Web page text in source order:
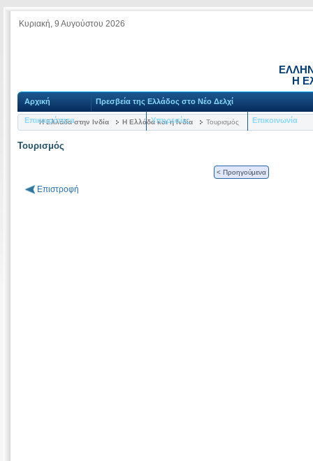
Κυριακή, 9 Αυγούστου 2026
Η
Αρχική Πρεσβεία της Ελλάδος στο Νέο Δελχί
Επικαιρότητα Υπηρεσίες Επικοινωνία
Η Ελλάδα στην Ινδία Η Ελλάδα και η Ινδία Τουρισμός
Τουρισμός
< Προηγούμενα
Επιστροφή